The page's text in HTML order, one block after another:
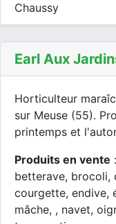
Chaussy
Earl Aux
Horticulteur
sur Meuse (55).
printemps et
Produits en vente
betterave, brocoli,
courgette, endive,
mâche, , navet,